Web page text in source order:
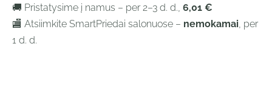
🚚 Pristatysime į namus – per 2–3 d. d., 6,01 €
🏬 Atsiimkite SmartPriedai salonuose – nemokamai , per
1 d. d.